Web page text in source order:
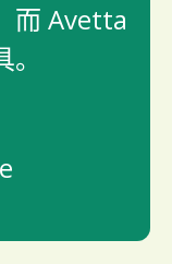
而 Avetta